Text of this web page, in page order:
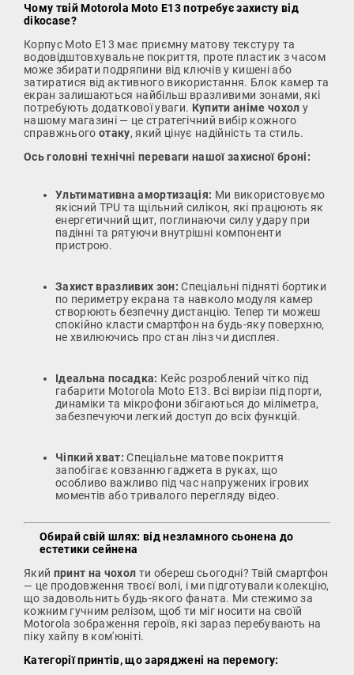
Чому твій Motorola Moto E13 потребує захисту від
dikocase?
Корпус Moto E13 має приємну матову текстуру та
водовідштовхувальне покриття, проте пластик з часом
може збирати подряпини від ключів у кишені або
затиратися від активного використання. Блок камер та
екран залишаються найбільш вразливими зонами, які
потребують додаткової уваги. Купити аніме чохол у
нашому магазині — це стратегічний вибір кожного
справжньогоотаку, який цінує надійність та стиль.
Ось головні технічні переваги нашої захисної броні:
Ультимативна амортизація: Ми використовуємо
якісний TPU та щільний силікон, які працюють як
енергетичний щит, поглинаючи силу удару при
падінні та рятуючи внутрішні компоненти
пристрою.
Захист вразливих зон: Спеціальні підняті бортики
по периметру екрана та навколо модуля камер
створюють безпечну дистанцію. Тепер ти можеш
спокійно класти смартфон на будь-яку поверхню,
не хвилюючись про стан лінз чи дисплея.
Ідеальна посадка: Кейс розроблений чітко під
габарити Motorola Moto E13. Всі вирізи під порти,
динаміки та мікрофони збігаються до міліметра,
забезпечуючи легкий доступ до всіх функцій.
Чіпкий хват: Спеціальне матове покриття
запобігає ковзанню гаджета в руках, що
особливо важливо під час напружених ігрових
моментів або тривалого перегляду відео.
Обирай свій шлях: від незламного сьонена до
естетики сейнена
Який принт на чохол ти обереш сьогодні? Твій смартфон
— це продовження твоєї волі, і ми підготували колекцію,
що задовольнить будь-якого фаната. Ми стежимо за
кожним гучним релізом, щоб ти міг носити на своїй
Motorola зображення героїв, які зараз перебувають на
піку хайпу в ком'юніті.
Категорії принтів, що заряджені на перемогу: